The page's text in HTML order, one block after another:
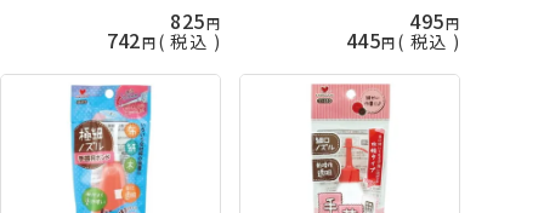
825
742 税込
495
445 税込